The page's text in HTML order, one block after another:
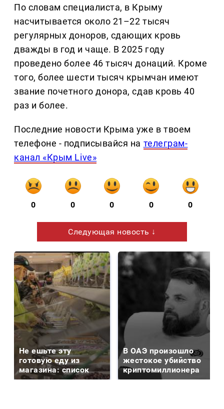
По словам специалиста, в Крыму
насчитывается около 21–22 тысяч
регулярных доноров, сдающих кровь
дважды в год и чаще. В 2025 году
проведено более 46 тысяч донаций. Кроме
того, более шести тысяч крымчан имеют
звание почетного донора, сдав кровь 40
раз и более.
Последние новости Крыма уже в твоем
телефоне - подписывайся на телеграм-
канал «Крым Live»
0 0 0 0 0
Следующая новость ↓
Не ешьте эту
готовую еду из
магазина: список
В ОАЭ произошло
жестокое убийство
криптомиллионера